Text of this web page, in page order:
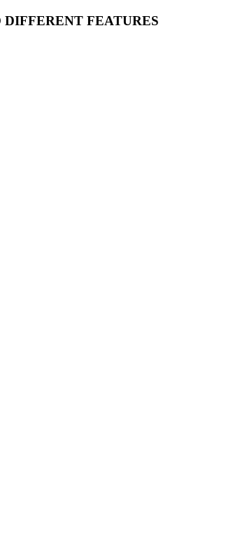
DIFFERENT FEATURES